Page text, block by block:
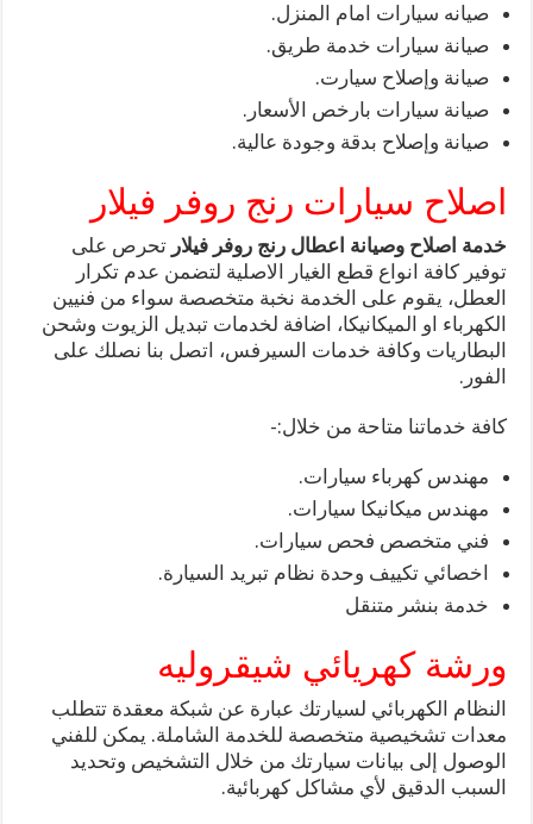
صيانه سيارات امام المنزل.
صيانة سيارات خدمة طريق.
صيانة وإصلاح سيارت.
صيانة سيارات بارخص الأسعار.
صيانة وإصلاح بدقة وجودة عالية.
اصلاح سيارات رنج روفر فيلار
خدمة اصلاح وصيانة اعطال رنج روفر فيلار تحرص على
توفير كافة انواع قطع الغيار الاصلية لتضمن عدم تكرار
العطل، يقوم على الخدمة نخبة متخصصة سواء من فنيين
الكهرباء او الميكانيكا، اضافة لخدمات تبديل الزيوت وشحن
البطاريات وكافة خدمات السيرفس، اتصل بنا نصلك على
الفور.
كافة خدماتنا متاحة من خلال:-
مهندس كهرباء سيارات.
مهندس ميكانيكا سيارات.
فني متخصص فحص سيارات.
اخصائي تكييف وحدة نظام تبريد السيارة.
خدمة بنشر متنقل
ورشة كهريائي شيقروليه
النظام الكهربائي لسيارتك عبارة عن شبكة معقدة تتطلب
معدات تشخيصية متخصصة للخدمة الشاملة. يمكن للفني
الوصول إلى بيانات سيارتك من خلال التشخيص وتحديد
السبب الدقيق لأي مشاكل كهربائية.